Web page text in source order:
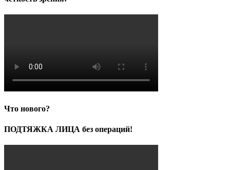
Что нового?
ПОДТЯЖКА ЛИЦА без операций!